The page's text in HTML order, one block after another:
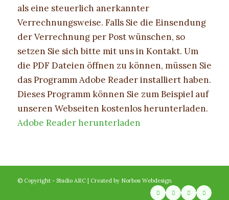
als eine steuerlich anerkannter
Verrechnungsweise. Falls Sie die Einsendung
der Verrechnung per Post wünschen, so
setzen Sie sich bitte mit uns in Kontakt. Um
die PDF Dateien öffnen zu können, müssen Sie
das Programm Adobe Reader installiert haben.
Dieses Programm können Sie zum Beispiel auf
unseren Webseiten kostenlos herunterladen.
Adobe Reader herunterladen
© Copyright - Studio ARC | Created by Norbou Webdesign